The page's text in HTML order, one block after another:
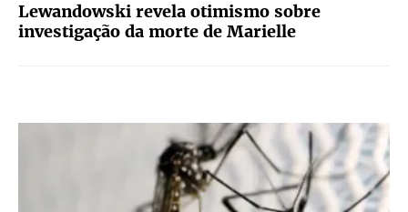
Lewandowski revela otimismo sobre
investigação da morte de Marielle